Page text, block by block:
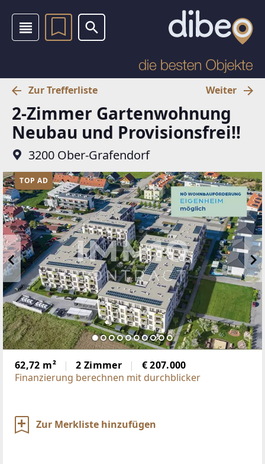
Zur Trefferliste Weiter
2-Zimmer Gartenwohnung
Neubau und Provisionsfrei!!
3200 Ober-Grafendorf
TOP AD
62,72 m² 2 Zimmer
€ 207.000
Finanzierung berechnen mit durchblicker
Zur Merkliste hinzufügen